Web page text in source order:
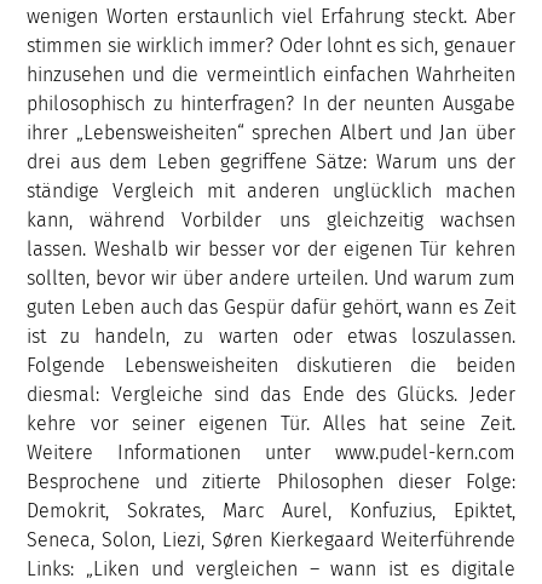
wenigen Worten erstaunlich viel Erfahrung steckt. Aber
stimmen sie wirklich immer? Oder lohnt es sich, genauer
hinzusehen und die vermeintlich einfachen Wahrheiten
philosophisch zu hinterfragen? In der neunten Ausgabe
ihrer „Lebensweisheiten“ sprechen Albert und Jan über
drei aus dem Leben gegriffene Sätze: Warum uns der
ständige Vergleich mit anderen unglücklich machen
kann, während Vorbilder uns gleichzeitig wachsen
lassen. Weshalb wir besser vor der eigenen Tür kehren
sollten, bevor wir über andere urteilen. Und warum zum
guten Leben auch das Gespür dafür gehört, wann es Zeit
ist zu handeln, zu warten oder etwas loszulassen.
Folgende Lebensweisheiten diskutieren die beiden
diesmal: Vergleiche sind das Ende des Glücks. Jeder
kehre vor seiner eigenen Tür. Alles hat seine Zeit.
Weitere Informationen unter www.pudel-kern.com
Besprochene und zitierte Philosophen dieser Folge:
Demokrit, Sokrates, Marc Aurel, Konfuzius, Epiktet,
Seneca, Solon, Liezi, Søren Kierkegaard Weiterführende
Links: „Liken und vergleichen – wann ist es digitale